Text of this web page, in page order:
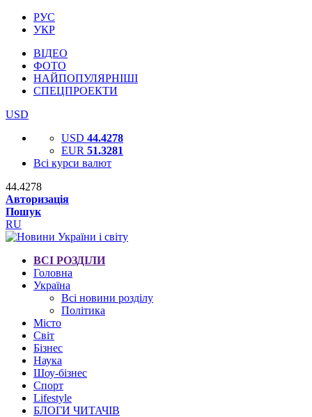
РУС
УКР
ВІДЕО
ФОТО
НАЙПОПУЛЯРНІШІ
СПЕЦПРОЕКТИ
USD
USD 44.4278
EUR 51.3281
Всі курси валют
44.4278
Авторизація
Пошук
RU
ВСІ РОЗДІЛИ
Головна
Україна
Всі новини розділу
Політика
Місто
Світ
Бізнес
Наука
Шоу-бізнес
Спорт
Lifestyle
БЛОГИ ЧИТАЧІВ